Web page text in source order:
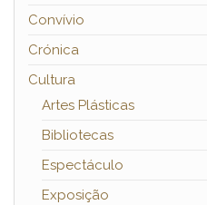
Convívio
Crónica
Cultura
Artes Plásticas
Bibliotecas
Espectáculo
Exposição